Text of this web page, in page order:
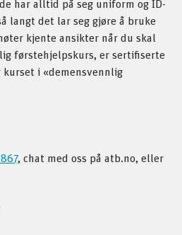
har alltid på seg uniform og ID-
langt det lar seg gjøre å bruke
kjente ansikter når du skal
førstehjelpskurs, er sertifiserte
kurset i «demensvennlig
, chat med oss på atb.no, eller